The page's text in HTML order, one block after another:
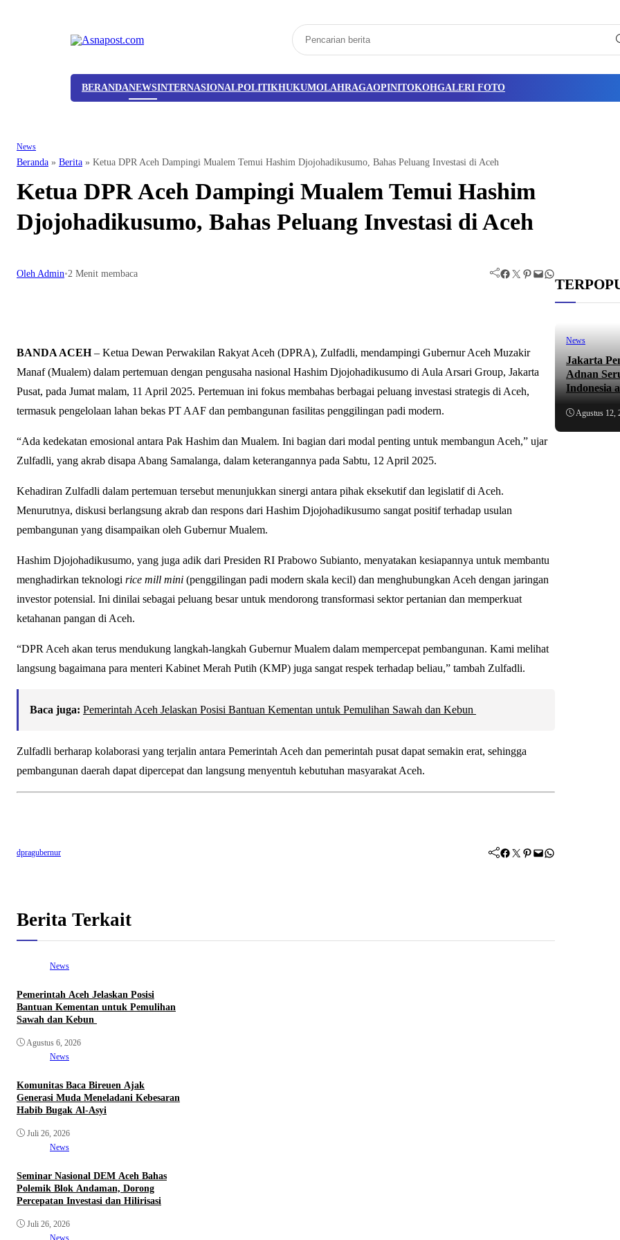
BERANDANEWSINTERNASIONALPOLITIKHUKUMOLAHRAGAOPINITOKOHGALERI FOTO
News
Beranda » Berita » Ketua DPR Aceh Dampingi Mualem Temui Hashim Djojohadikusumo, Bahas Peluang Investasi di Aceh
Ketua DPR Aceh Dampingi Mualem Temui Hashim
Djojohadikusumo, Bahas Peluang Investasi di Aceh
Oleh Admin•2 Menit membaca Facebook Twitter Pinterest Mail WhatsApp
BANDA ACEH– Ketua Dewan Perwakilan Rakyat Aceh (DPRA), Zulfadli, mendampingi Gubernur Aceh Muzakir
Manaf (Mualem) dalam pertemuan dengan pengusaha nasional Hashim Djojohadikusumo di Aula Arsari Group, Jakarta
Pusat, pada Jumat malam, 11 April 2025. Pertemuan ini fokus membahas berbagai peluang investasi strategis di Aceh,
termasuk pengelolaan lahan bekas PT AAF dan pembangunan fasilitas penggilingan padi modern.
“Ada kedekatan emosional antara Pak Hashim dan Mualem. Ini bagian dari modal penting untuk membangun Aceh,” ujar
Zulfadli, yang akrab disapa Abang Samalanga, dalam keterangannya pada Sabtu, 12 April 2025.
Kehadiran Zulfadli dalam pertemuan tersebut menunjukkan sinergi antara pihak eksekutif dan legislatif di Aceh.
Menurutnya, diskusi berlangsung akrab dan respons dari Hashim Djojohadikusumo sangat positif terhadap usulan
pembangunan yang disampaikan oleh Gubernur Mualem.
Hashim Djojohadikusumo, yang juga adik dari Presiden RI Prabowo Subianto, menyatakan kesiapannya untuk membantu
menghadirkan teknologi rice mill mini (penggilingan padi modern skala kecil) dan menghubungkan Aceh dengan jaringan
investor potensial. Ini dinilai sebagai peluang besar untuk mendorong transformasi sektor pertanian dan memperkuat
ketahanan pangan di Aceh.
“DPR Aceh akan terus mendukung langkah-langkah Gubernur Mualem dalam mempercepat pembangunan. Kami melihat
langsung bagaimana para menteri Kabinet Merah Putih (KMP) juga sangat respek terhadap beliau,” tambah Zulfadli.
Baca juga: Pemerintah Aceh Jelaskan Posisi Bantuan Kementan untuk Pemulihan Sawah dan Kebun
Zulfadli berharap kolaborasi yang terjalin antara Pemerintah Aceh dan pemerintah pusat dapat semakin erat, sehingga
pembangunan daerah dapat dipercepat dan langsung menyentuh kebutuhan masyarakat Aceh.
dpragubernur Facebook Twitter Pinterest Mail WhatsApp
Berita Terkait
News
Pemerintah Aceh Jelaskan Posisi
Bantuan Kementan untuk Pemulihan
Sawah dan Kebun
Agustus 6, 2026
News
Komunitas Baca Bireuen Ajak
Generasi Muda Meneladani Kebesaran
Habib Bugak Al-Asyi
Juli 26, 2026
News
Seminar Nasional DEM Aceh Bahas
Polemik Blok Andaman, Dorong
Percepatan Investasi dan Hilirisasi
Juli 26, 2026
News
News
Jakarta
Adnan
Indonesia
Agustus 12,